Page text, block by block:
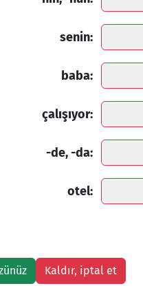
senin:
baba:
çalışıyor:
-de, -da:
otel: